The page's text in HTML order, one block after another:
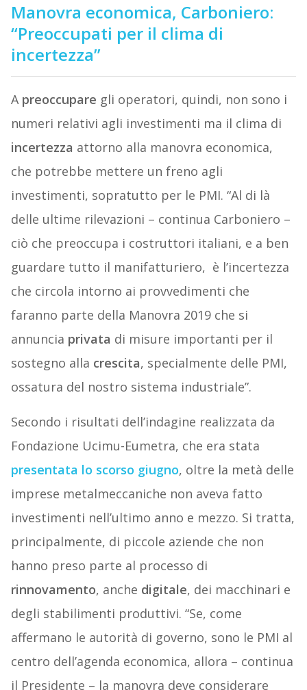
Manovra economica, Carboniero:
“Preoccupati per il clima di
incertezza”
A preoccupare gli operatori, quindi, non sono i
numeri relativi agli investimenti ma il clima di
incertezza attorno alla manovra economica,
che potrebbe mettere un freno agli
investimenti, sopratutto per le PMI. “Al di là
delle ultime rilevazioni – continua Carboniero –
ciò che preoccupa i costruttori italiani, e a ben
guardare tutto il manifatturiero, è l’incertezza
che circola intorno ai provvedimenti che
faranno parte della Manovra 2019 che si
annuncia privata di misure importanti per il
sostegno alla crescita, specialmente delle PMI,
ossatura del nostro sistema industriale”.
Secondo i risultati dell’indagine realizzata da
Fondazione Ucimu-Eumetra, che era stata
presentata lo scorso giugno, oltre la metà delle
imprese metalmeccaniche non aveva fatto
investimenti nell’ultimo anno e mezzo. Si tratta,
principalmente, di piccole aziende che non
hanno preso parte al processo di
rinnovamento, anche digitale, dei macchinari e
degli stabilimenti produttivi. “Se, come
affermano le autorità di governo, sono le PMI al
centro dell’agenda economica, allora – continua
il Presidente – la manovra deve considerare